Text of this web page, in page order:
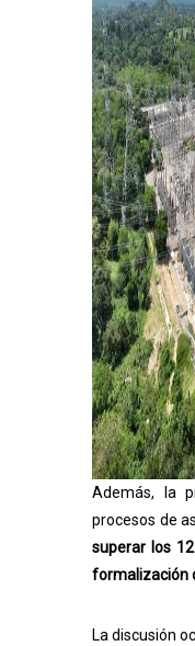
Además, la
procesos de
superar los
formalización
La discusión